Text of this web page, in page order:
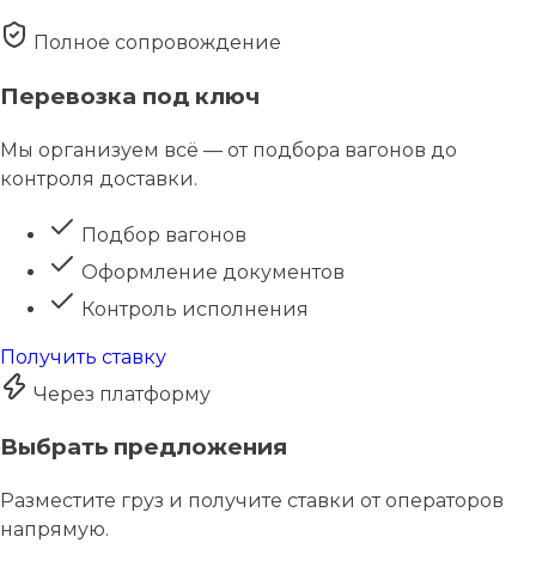
Полное сопровождение
Перевозка под ключ
Мы организуем всё — от подбора вагонов до
контроля доставки.
Подбор вагонов
Оформление документов
Контроль исполнения
Получить ставку
Через платформу
Выбрать предложения
Разместите груз и получите ставки от операторов
напрямую.